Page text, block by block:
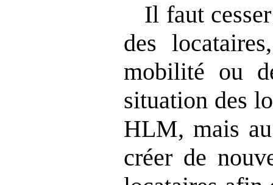
Il faut
des
mobilité ou
situation des
HLM, mais
créer de